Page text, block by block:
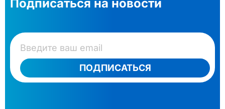
Подписаться на новости
ПОДПИСАТЬСЯ